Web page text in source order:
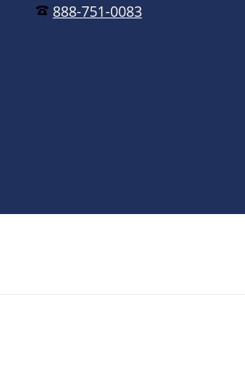
888-751-0083